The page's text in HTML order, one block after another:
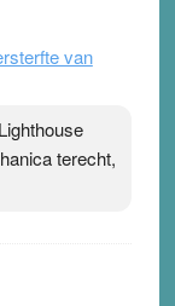
van
terecht,